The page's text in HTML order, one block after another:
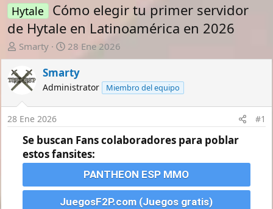
Hytale
Cómo elegir tu primer servidor
de Hytale en Latinoamérica en 2026
A
u
o
Smarty
F
e
c
h
d
i
n
i
i
o
28 Ene 2026
Smarty
Administrator Miembro del equipo
28 Ene 2026 #1
Se buscan Fans colaboradores para poblar
estos fansites:
PANTHEON ESP MMO
JuegosF2P.com (Juegos gratis)